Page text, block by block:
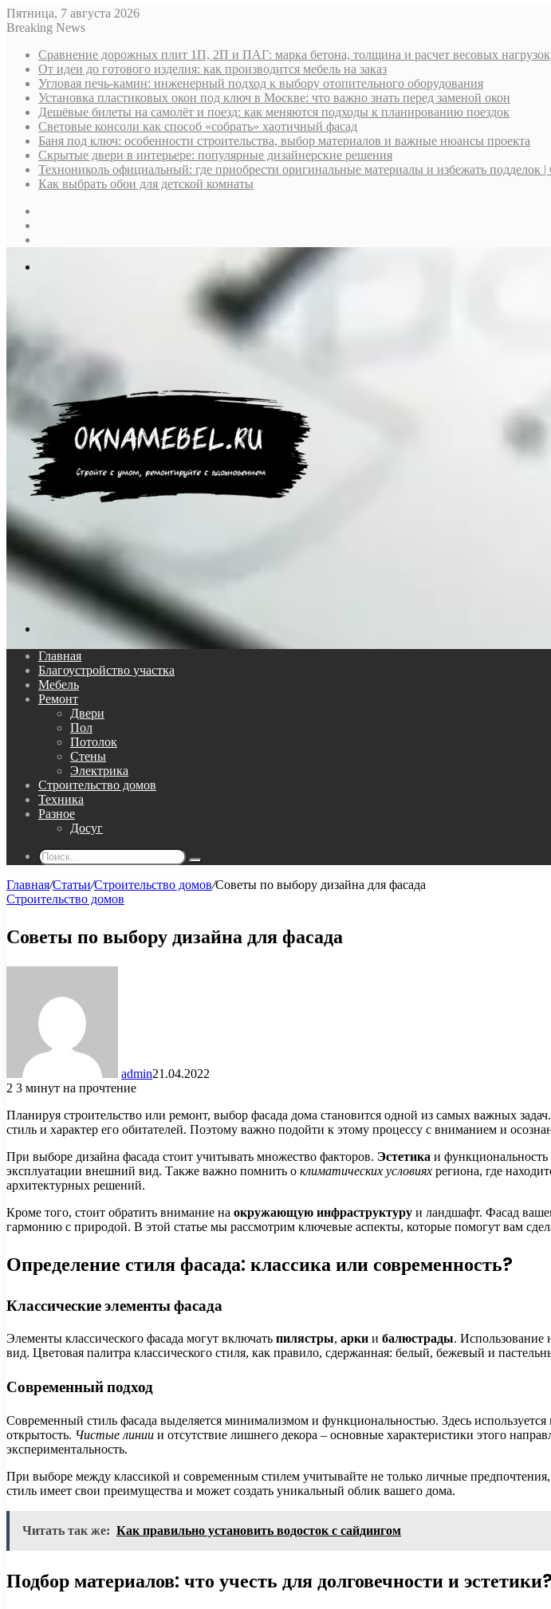
Пятница, 7 августа 2026
Breaking News
Сравнение дорожных плит 1П, 2П и ПАГ: марка бетона, толщина и расчет весовых нагрузок
От идеи до готового изделия: как производится мебель на заказ
Угловая печь-камин: инженерный подход к выбору отопительного оборудования
Установка пластиковых окон под ключ в Москве: что важно знать перед заменой окон
Дешёвые билеты на самолёт и поезд: как меняются подходы к планированию поездок
Световые консоли как способ «собрать» хаотичный фасад
Баня под ключ: особенности строительства, выбор материалов и важные нюансы проекта
Скрытые двери в интерьере: популярные дизайнерские решения
Технониколь официальный: где приобрести оригинальные материалы и избежать подделок |
Как выбрать обои для детской комнаты
Главная
Благоустройство участка
Мебель
Ремонт
Двери
Пол
Потолок
Стены
Электрика
Строительство домов
Техника
Разное
Досуг
Поиск...
Главная/Статьи/Строительство домов/Советы по выбору дизайна для фасада
Строительство домов
Советы по выбору дизайна для фасада
admin21.04.2022
2 3 минут на прочтение
Планируя строительство или ремонт, выбор фасада дома становится одной из самых важных задач.
стиль и характер его обитателей. Поэтому важно подойти к этому процессу с вниманием и
При выборе дизайна фасада стоит учитывать множество факторов. Эстетика и функциональность
эксплуатации внешний вид. Также важно помнить о климатических условиях региона, где
архитектурных решений.
Кроме того, стоит обратить внимание на окружающую инфраструктуру и ландшафт. Фасад
гармонию с природой. В этой статье мы рассмотрим ключевые аспекты, которые помогут вам
Определение стиля фасада: классика или современность?
Классические элементы фасада
Элементы классического фасада могут включать пилястры, арки и балюстрады. Использование
вид. Цветовая палитра классического стиля, как правило, сдержанная: белый, бежевый и
Современный подход
Современный стиль фасада выделяется минимализмом и функциональностью. Здесь
открытость. Чистые линии и отсутствие лишнего декора – основные характеристики этого
экспериментальность.
При выборе между классикой и современным стилем учитывайте не только личные
стиль имеет свои преимущества и может создать уникальный облик вашего дома.
Читать так же: Как правильно установить водосток с сайдингом
Подбор материалов: что учесть для долговечности и эстетики?